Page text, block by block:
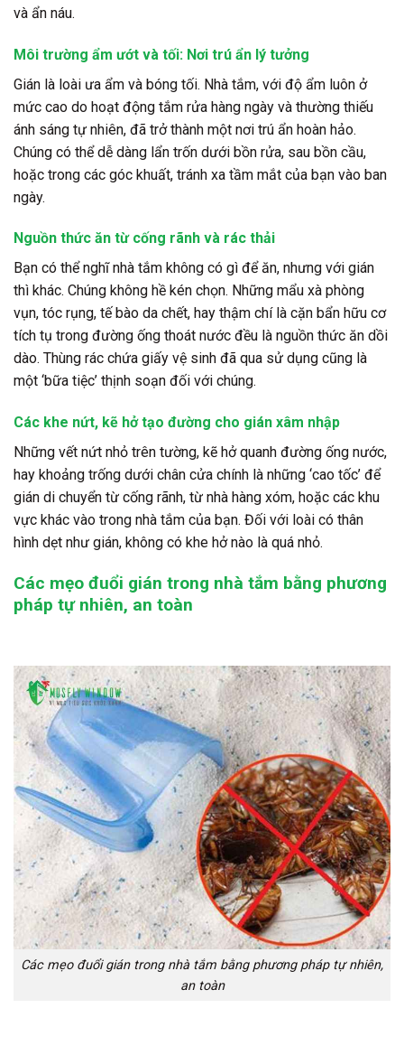
và ẩn náu.
Môi trường ẩm ướt và tối: Nơi trú ẩn lý tưởng
Gián là loài ưa ẩm và bóng tối. Nhà tắm, với độ ẩm luôn ở
mức cao do hoạt động tắm rửa hàng ngày và thường thiếu
ánh sáng tự nhiên, đã trở thành một nơi trú ẩn hoàn hảo.
Chúng có thể dễ dàng lẩn trốn dưới bồn rửa, sau bồn cầu,
hoặc trong các góc khuất, tránh xa tầm mắt của bạn vào ban
ngày.
Nguồn thức ăn từ cống rãnh và rác thải
Bạn có thể nghĩ nhà tắm không có gì để ăn, nhưng với gián
thì khác. Chúng không hề kén chọn. Những mẩu xà phòng
vụn, tóc rụng, tế bào da chết, hay thậm chí là cặn bẩn hữu cơ
tích tụ trong đường ống thoát nước đều là nguồn thức ăn dồi
dào. Thùng rác chứa giấy vệ sinh đã qua sử dụng cũng là
một ‘bữa tiệc’ thịnh soạn đối với chúng.
Các khe nứt, kẽ hở tạo đường cho gián xâm nhập
Những vết nứt nhỏ trên tường, kẽ hở quanh đường ống nước,
hay khoảng trống dưới chân cửa chính là những ‘cao tốc’ để
gián di chuyển từ cống rãnh, từ nhà hàng xóm, hoặc các khu
vực khác vào trong nhà tắm của bạn. Đối với loài có thân
hình dẹt như gián, không có khe hở nào là quá nhỏ.
Các mẹo đuổi gián trong nhà tắm bằng phương
pháp tự nhiên, an toàn
Các mẹo đuổi gián trong nhà tắm bằng phương pháp tự nhiên,
an toàn